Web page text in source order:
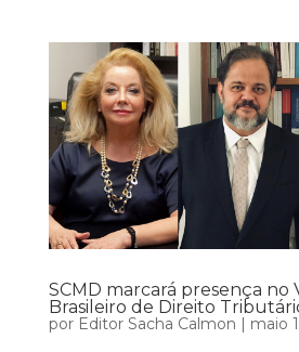
SCMD marcará presença no
Brasileiro de Direito
por Editor Sacha Calmon | maio